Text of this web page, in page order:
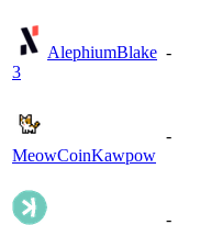
AlephiumBlake
3
-
MeowCoinKawpow
-
-